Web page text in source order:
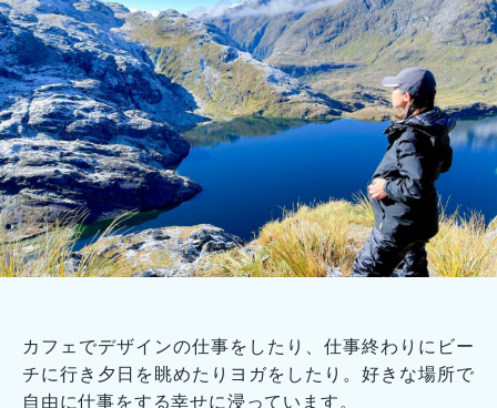
カフェでデザインの仕事をしたり、仕事終わりにビー
チに行き夕日を眺めたりヨガをしたり。好きな場所で
自由に仕事をする幸せに浸っています。